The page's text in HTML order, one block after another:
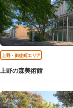
上野・御徒町エリア
上野の森美術館